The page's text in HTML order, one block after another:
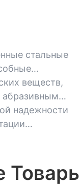
стальные
и
веществ,
надежности